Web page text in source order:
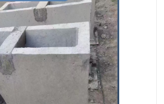
矩形检查井
预制混凝土检查井
钢承口水泥管